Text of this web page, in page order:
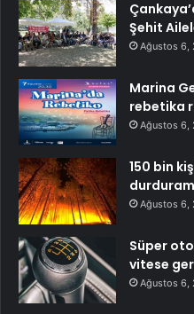
Şehit
Ağustos 6,
Marina
rebetika
Ağustos 6,
150 bin
Ağustos 6,
Süper
vitese
Ağustos 6,